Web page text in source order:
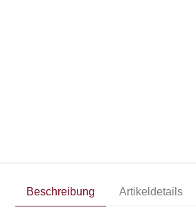
Beschreibung Artikeldetails